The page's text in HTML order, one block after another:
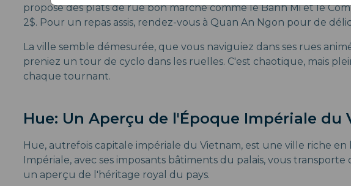
propose des plats de rue bon marché comme le Banh Mi et le
2$. Pour un repas assis, rendez-vous à Quan An Ngon pour de
La ville semble démesurée, que vous naviguiez dans ses rues
preniez un tour de cyclo dans les ruelles. C'est chaotique, mais
chaque tournant.
Hue: Un Aperçu de l'Époque Impériale du
Hue, autrefois capitale impériale du Vietnam, est une ville riche en
Impériale, avec ses imposants bâtiments du palais, vous transporte
un aperçu de l'héritage royal du pays.